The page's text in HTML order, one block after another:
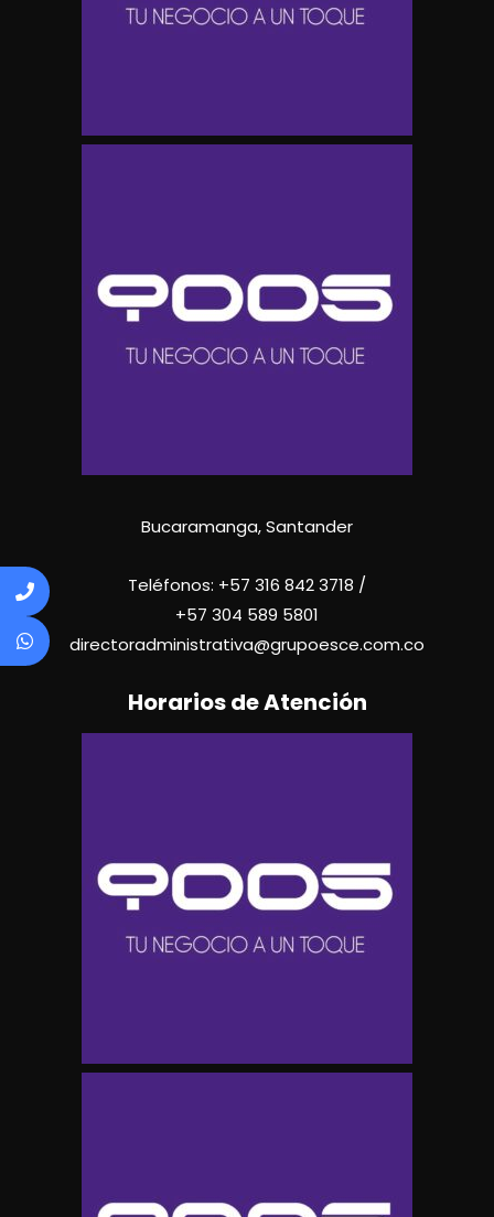
Bucaramanga, Santander
Teléfonos: +57 316 842 3718 /
+57 304 589 5801
directoradministrativa@grupoesce.com.co
Horarios de Atención